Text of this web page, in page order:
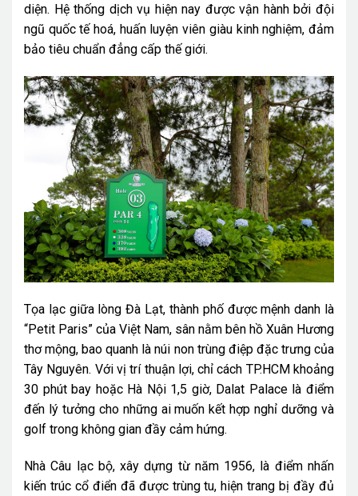
diện. Hệ thống dịch vụ hiện nay được vận hành bởi đội
ngũ quốc tế hoá, huấn luyện viên giàu kinh nghiệm, đảm
bảo tiêu chuẩn đẳng cấp thế giới.
Tọa lạc giữa lòng Đà Lạt, thành phố được mệnh danh là
“Petit Paris” của Việt Nam, sân nằm bên hồ Xuân Hương
thơ mộng, bao quanh là núi non trùng điệp đặc trưng của
Tây Nguyên. Với vị trí thuận lợi, chỉ cách TP.HCM khoảng
30 phút bay hoặc Hà Nội 1,5 giờ, Dalat Palace là điểm
đến lý tưởng cho những ai muốn kết hợp nghỉ dưỡng và
golf trong không gian đầy cảm hứng.
Nhà Câu lạc bộ, xây dựng từ năm 1956, là điểm nhấn
kiến trúc cổ điển đã được trùng tu, hiện trang bị đầy đủ